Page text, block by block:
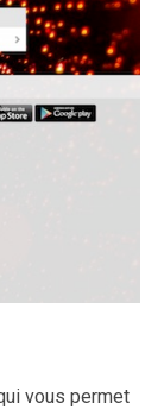
vous permet